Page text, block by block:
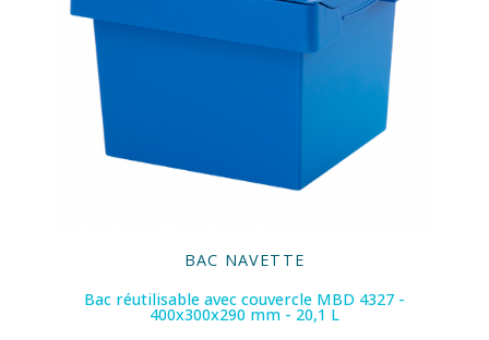
BAC NAVETTE
Bac réutilisable avec couvercle MBD 4327 -
400x300x290 mm - 20,1 L